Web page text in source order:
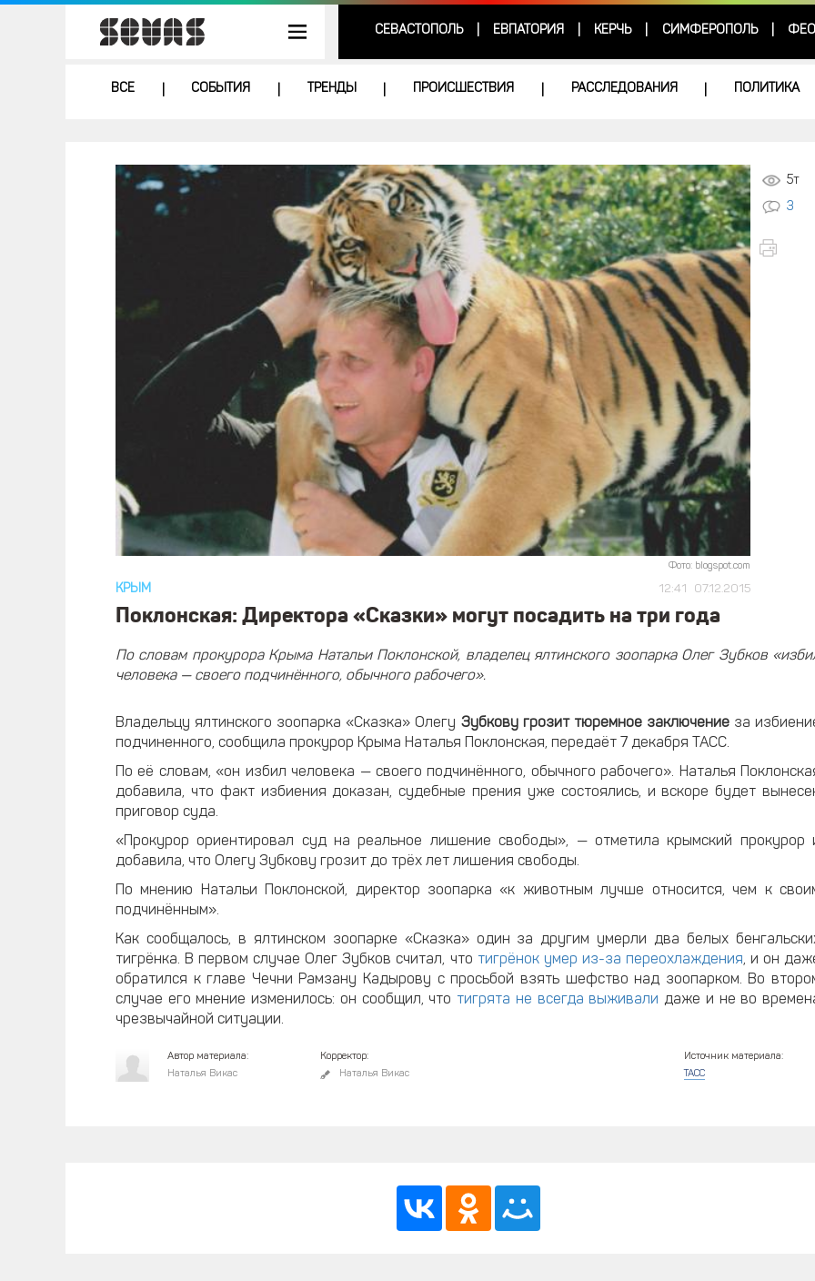
СЕВАСТОПОЛЬ ЕВПАТОРИЯ КЕРЧЬ СИМФЕРОПОЛЬ
ВСЕ СОБЫТИЯ ТРЕНДЫ ПРОИСШЕСТВИЯ РАССЛЕДОВАНИЯ ПОЛИТИКА
Фото: blogspot.com
12:41 07.12.2015
КРЫМ
5т
3
Поклонская: Директора «Сказки» могут посадить на три года
По словам прокурора Крыма Натальи Поклонской, владелец ялтинского зоопарка Олег Зубков
человека — своего подчинённого, обычного рабочего».
Владельцу ялтинского зоопарка «Сказка» Олегу Зубкову грозит тюремное заключениеза
подчиненного, сообщила прокурор Крыма Наталья Поклонская, передаёт 7 декабря ТАСС.
По её словам, «он избил человека — своего подчинённого, обычного рабочего». Наталья
добавила, что факт избиения доказан, судебные прения уже состоялись, и вскоре будет
приговор суда.
«Прокурор ориентировал суд на реальное лишение свободы», — отметила крымский прокурор
добавила, что Олегу Зубкову грозит до трёх лет лишения свободы.
По мнению Натальи Поклонской, директор зоопарка «к животным лучше относится, чем к
подчинённым».
Как сообщалось, в ялтинском зоопарке «Сказка» один за другим умерли два белых
тигрёнка. В первом случае Олег Зубков считал, что тигрёнок умер из-за переохлаждения, и он
обратился к главе Чечни Рамзану Кадырову с просьбой взять шефство над зоопарком. Во
случае его мнение изменилось: он сообщил, что тигрята не всегда выживали даже и не во
чрезвычайной ситуации.
Автор материала:
Наталья Викас
Корректор:
Наталья Викас
Источник материала:
ТАСС